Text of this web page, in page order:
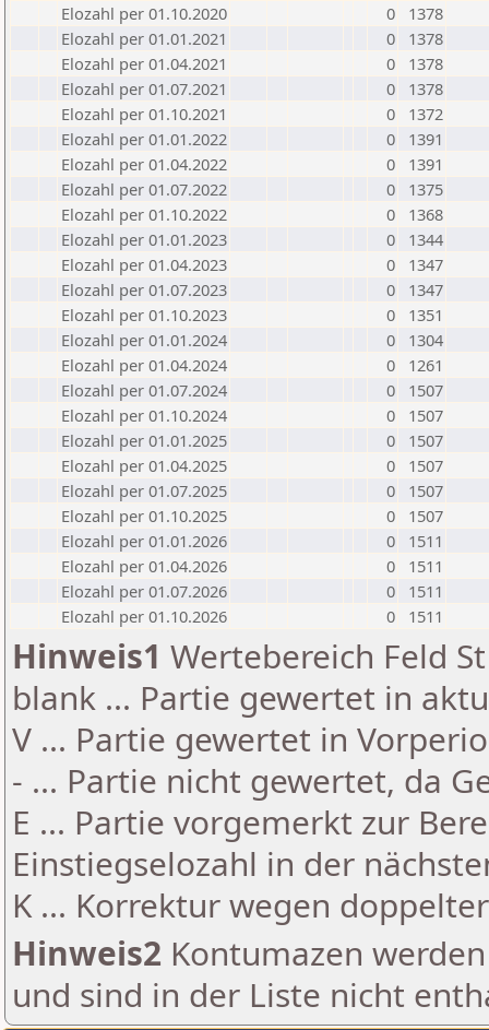
Elozahl per 01.10.2020
0
1378
Elozahl per 01.01.2021
0
1378
Elozahl per 01.04.2021
0
1378
Elozahl per 01.07.2021
0
1378
Elozahl per 01.10.2021
0
1372
Elozahl per 01.01.2022
0
1391
Elozahl per 01.04.2022
0
1391
Elozahl per 01.07.2022
0
1375
Elozahl per 01.10.2022
0
1368
Elozahl per 01.01.2023
0
1344
Elozahl per 01.04.2023
0
1347
Elozahl per 01.07.2023
0
1347
Elozahl per 01.10.2023
0
1351
Elozahl per 01.01.2024
0
1304
Elozahl per 01.04.2024
0
1261
Elozahl per 01.07.2024
0
1507
Elozahl per 01.10.2024
0
1507
Elozahl per 01.01.2025
0
1507
Elozahl per 01.04.2025
0
1507
Elozahl per 01.07.2025
0
1507
Elozahl per 01.10.2025
0
1507
Elozahl per 01.01.2026
0
1511
Elozahl per 01.04.2026
0
1511
Elozahl per 01.07.2026
0
1511
Elozahl per 01.10.2026
0 1511
Hinweis1 Wertebereich Feld
blank ... Partie gewertet in
V ... Partie gewertet in
- ... Partie nicht gewertet, da
E ... Partie vorgemerkt zur
Einstiegselozahl in der
K ... Korrektur wegen
Hinweis2 Kontumazen
und sind in der Liste nicht